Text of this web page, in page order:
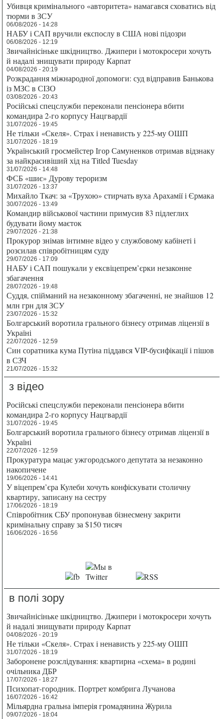
Убивця кримінального «авторитета» намагався сховатись від
тюрми в ЗСУ
06/08/2026 - 14:28
НАБУ і САП вручили експослу в США нові підозри
06/08/2026 - 12:19
Звичайнісіньке шкідництво. Джипери і мотокросери хочуть
й надалі знищувати природу Карпат
04/08/2026 - 20:19
Розкрадання міжнародної допомоги: суд відправив Банькова
із МЗС в СІЗО
03/08/2026 - 20:43
Російські спецслужби переконали пенсіонера вбити
командира 2-го корпусу Нацгвардії
31/07/2026 - 19:45
Не тільки «Скеля». Страх і ненависть у 225-му ОШП
31/07/2026 - 18:19
Український гросмейстер Ігор Самуненков отримав відзнаку
за найкрасивіший хід на Titled Tuesday
31/07/2026 - 14:48
ФСБ «шиє» Дурову тероризм
31/07/2026 - 13:37
Михайло Ткач: за «Трухою» стирчать вуха Арахамії і Єрмака
30/07/2026 - 13:49
Командир військової частини примусив 83 підлеглих
будувати йому маєток
29/07/2026 - 21:38
Прокурор знімав інтимне відео у службовому кабінеті і
розсилав співробітницям суду
29/07/2026 - 17:09
НАБУ і САП пошукали у ексвіцепрем’єрки незаконне
збагачення
28/07/2026 - 19:48
Суддя, спійманий на незаконному збагаченні, не знайшов 12
млн грн для ЗСУ
23/07/2026 - 15:32
Болгарський воротила грального бізнесу отримав ліцензії в
Україні
22/07/2026 - 12:59
Син соратника кума Путіна піддався VIP-бусифікації і пішов
в СЗЧ
21/07/2026 - 15:32
з відео
Російські спецслужби переконали пенсіонера вбити
командира 2-го корпусу Нацгвардії
31/07/2026 - 19:45
Болгарський воротила грального бізнесу отримав ліцензії в
Україні
22/07/2026 - 12:59
Прокуратура мацає ужгородського депутата за незаконно
накопичене
19/06/2026 - 14:41
У віцепрем’єра Кулеби хочуть конфіскувати столичну
квартиру, записану на сестру
17/06/2026 - 18:19
Співробітник СБУ пропонував бізнесмену закрити
кримінальну справу за $150 тисяч
16/06/2026 - 16:56
в полі зору
Звичайнісіньке шкідництво. Джипери і мотокросери хочуть
й надалі знищувати природу Карпат
04/08/2026 - 20:19
Не тільки «Скеля». Страх і ненависть у 225-му ОШП
31/07/2026 - 18:19
Заборонене розслідування: квартирна «схема» в родині
очільника ДБР
17/07/2026 - 18:27
Психопат-городник. Портрет комбрига Лучанова
16/07/2026 - 16:42
Мільярдна гральна імперія громадянина Журила
09/07/2026 - 18:04